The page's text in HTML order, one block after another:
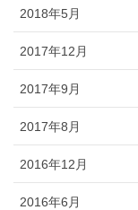
2018年5月
2017年12月
2017年9月
2017年8月
2016年12月
2016年6月